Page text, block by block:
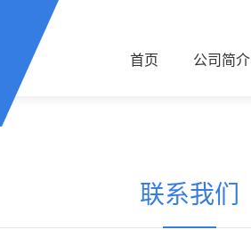
首页 公司简介
联系我们